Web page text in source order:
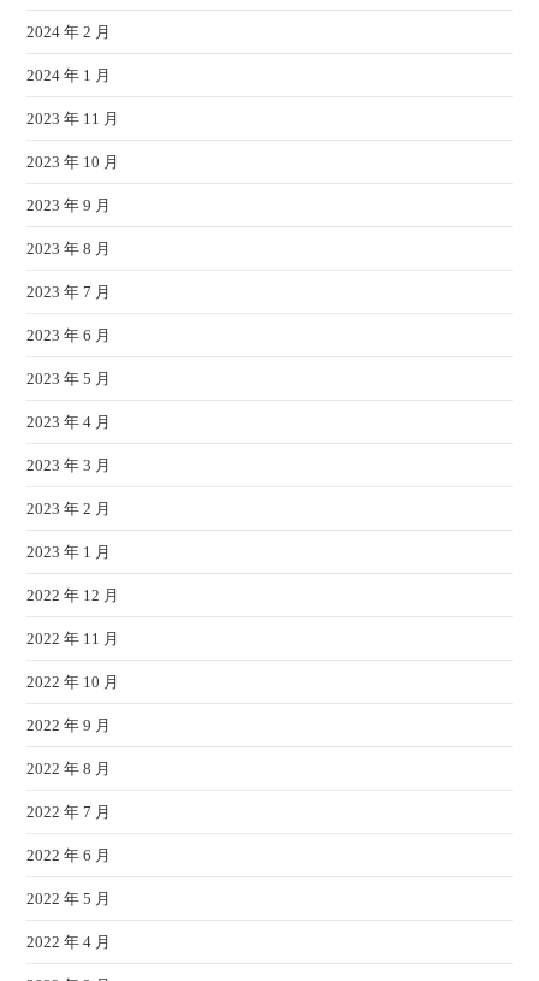
2024 年 2 月
2024 年 1 月
2023 年 11 月
2023 年 10 月
2023 年 9 月
2023 年 8 月
2023 年 7 月
2023 年 6 月
2023 年 5 月
2023 年 4 月
2023 年 3 月
2023 年 2 月
2023 年 1 月
2022 年 12 月
2022 年 11 月
2022 年 10 月
2022 年 9 月
2022 年 8 月
2022 年 7 月
2022 年 6 月
2022 年 5 月
2022 年 4 月